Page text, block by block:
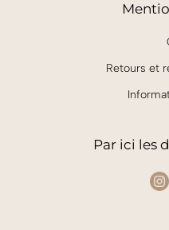
Retours et
Par ici les